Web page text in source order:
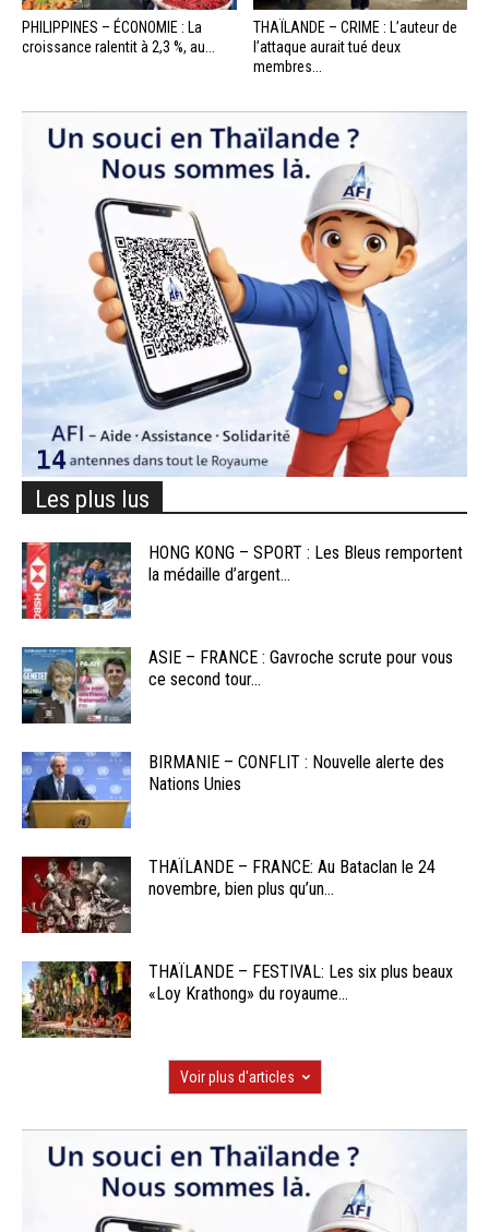
PHILIPPINES – ÉCONOMIE : La
croissance ralentit à 2,3 %, au...
THAÏLANDE – CRIME : L’auteur de
l’attaque aurait tué deux
membres...
Les plus lus
HONG KONG – SPORT : Les Bleus remportent
la médaille d’argent...
ASIE – FRANCE : Gavroche scrute pour vous
ce second tour...
BIRMANIE – CONFLIT : Nouvelle alerte des
Nations Unies
THAÏLANDE – FRANCE: Au Bataclan le 24
novembre, bien plus qu’un...
THAÏLANDE – FESTIVAL: Les six plus beaux
«Loy Krathong» du royaume...
Voir plus d'articles